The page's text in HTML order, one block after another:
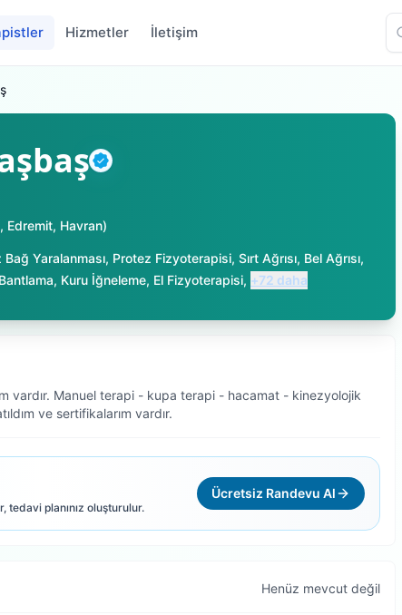
Hizmetler İletişim
Doğrulanmış
, Edremit, Havran)
Bağ Yaralanması, Protez Fizyoterapisi, Sırt Ağrısı, Bel Ağrısı,
, Kuru İğneleme, El Fizyoterapisi, +72 daha
vardır. Manuel terapi - kupa terapi - hacamat - kinezyolojik
ve sertifikalarım vardır.
tedavi planınız oluşturulur.
Ücretsiz Randevu Al
Henüz mevcut değil